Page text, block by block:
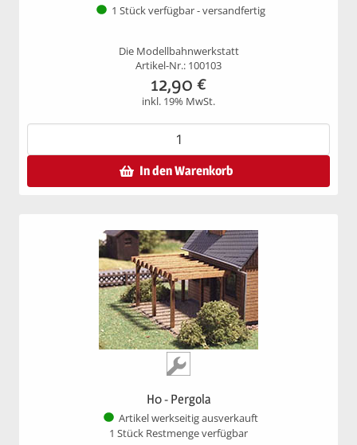
1 Stück verfügbar - versandfertig
Die Modellbahnwerkstatt
Artikel-Nr.: 100103
12,90 €
inkl. 19% MwSt.
In den Warenkorb
H0 - Pergola
Artikel werkseitig ausverkauft
1 Stück Restmenge verfügbar